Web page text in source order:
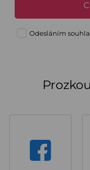
Odesláním